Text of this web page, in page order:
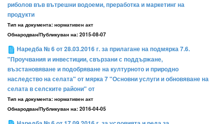
риболов във вътрешни водоеми, преработка и маркетинг на
продукти
Тип на документа: нормативен акт
Обнародван/Публикуван на: 2015-08-07
Наредба № 6 от 28.03.2016 г. за прилагане на подмярка 7.6.
"Проучвания и инвестиции, свързани с поддържане,
възстановяване и подобряване на културното и природно
наследство на селата" от мярка 7 "Основни услуги и обновяване на
селата в селските райони" от
Тип на документа: нормативен акт
Обнародван/Публикуван на: 2016-04-05